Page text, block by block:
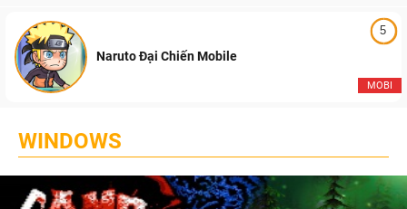
5
MOBI
Naruto Đại Chiến Mobile
WINDOWS